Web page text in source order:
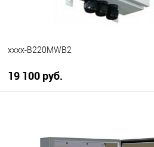
xxxx-B220MWB2
19 100 руб.
Купить в 1 клик
К